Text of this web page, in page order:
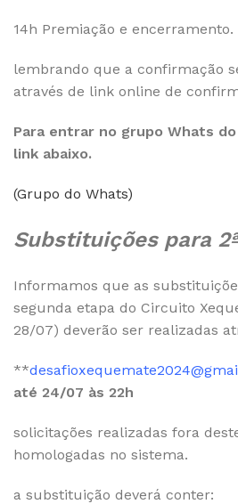
14h Premiação e encerramento.
lembrando que a confirmação
através de link online de
Para entrar no grupo Whats
link abaixo.
(Grupo do Whats)
Substituições para
Informamos que as
segunda etapa do Circuito
28/07) deverão ser realizadas
**
até 24/07 às 22h
solicitações realizadas fora
homologadas no sistema.
a substituição deverá conter: